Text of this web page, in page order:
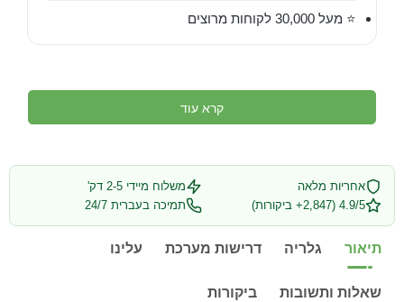
⭐ מעל 30,000 לקוחות מרוצים
קרא עוד
אחריות מלאה
משלוח מיידי 2-5 דק'
4.9/5 (2,847+ ביקורות)
תמיכה בעברית 24/7
תיאור גלריה דרישות מערכת עלינו
שאלות ותשובות ביקורות